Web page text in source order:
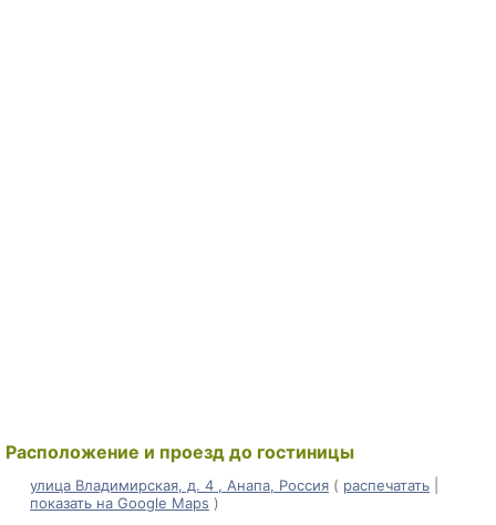
Расположение и проезд до гостиницы
улица Владимирская, д. 4 , Анапа, Россия ( распечатать
показать на Google Maps )